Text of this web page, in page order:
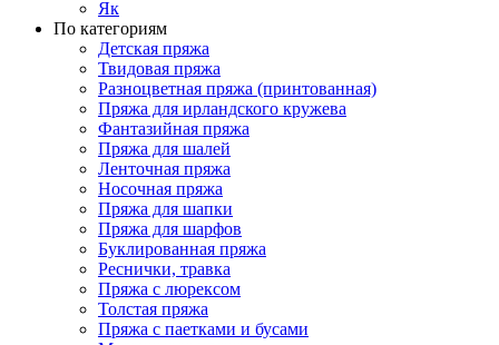
Як
По категориям
Детская пряжа
Твидовая пряжа
Разноцветная пряжа (принтованная)
Пряжа для ирландского кружева
Фантазийная пряжа
Пряжа для шалей
Ленточная пряжа
Носочная пряжа
Пряжа для шапки
Пряжа для шарфов
Буклированная пряжа
Реснички, травка
Пряжа с люрексом
Толстая пряжа
Пряжа с паетками и бусами